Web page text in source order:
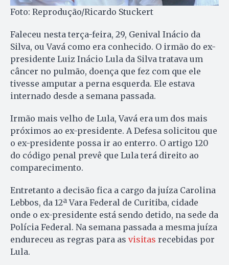
Foto: Reprodução/Ricardo Stuckert
Faleceu nesta terça-feira, 29, Genival Inácio da
Silva, ou Vavá como era conhecido. O irmão do ex-
presidente Luiz Inácio Lula da Silva tratava um
câncer no pulmão, doença que fez com que ele
tivesse amputar a perna esquerda. Ele estava
internado desde a semana passada.
Irmão mais velho de Lula, Vavá era um dos mais
próximos ao ex-presidente. A Defesa solicitou que
o ex-presidente possa ir ao enterro. O artigo 120
do código penal prevê que Lula terá direito ao
comparecimento.
Entretanto a decisão fica a cargo da juíza Carolina
Lebbos, da 12ª Vara Federal de Curitiba, cidade
onde o ex-presidente está sendo detido, na sede da
Polícia Federal. Na semana passada a mesma juíza
endureceu as regras para as visitas recebidas por
Lula.